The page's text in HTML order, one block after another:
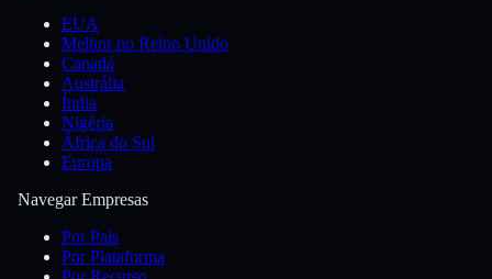
EUA
Melhor no Reino Unido
Canadá
Austrália
Índia
Nigéria
África do Sul
Europa
Navegar Empresas
Por País
Por Plataforma